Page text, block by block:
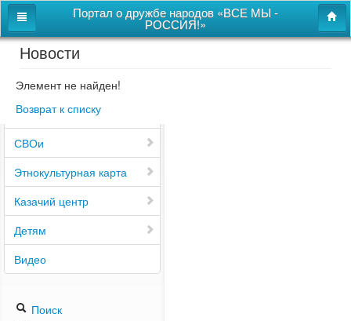
Портал о дружбе народов «ВСЕ МЫ -
РОССИЯ!»
Главная
Дом дружбы народов
Новости
СВОи
Этнокультурная карта
Казачий центр
Детям
Видео
Поиск
Новости
Элемент не найден!
Возврат к списку